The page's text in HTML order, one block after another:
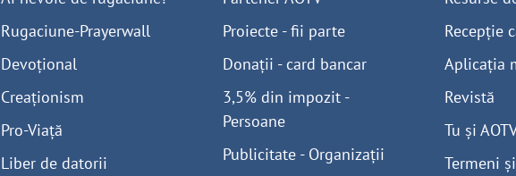
Rugaciune-Prayerwall
Devoțional
Creaționism
Pro-Viață
Liber de datorii
Proiecte - fii parte
Donații - card bancar
3,5% din impozit -
Persoane
Publicitate - Organizații
Recepție
Aplicația
Revistă
Tu și
Termeni